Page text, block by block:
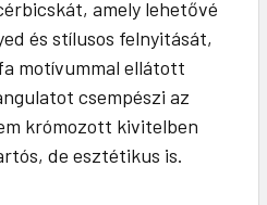
amely lehetővé
és stílusos felnyitását,
motívummal ellátott
csempészi az
krómozott kivitelben
de esztétikus is.